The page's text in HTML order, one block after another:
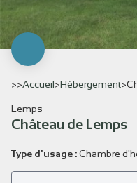
>>Accueil>Hébergement>
Lemps
Château de Lemps
Type d'usage :Chambre